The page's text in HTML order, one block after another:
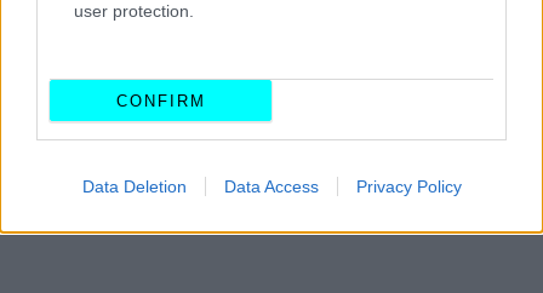
user protection.
CONFIRM
Data Deletion Data Access Privacy Policy